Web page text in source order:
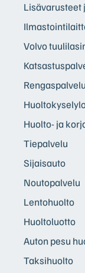
Lisävarusteet
Volvo
Huolto- ja
Tiepalvelu
Sijaisauto
Noutopalvelu
Lentohuolto
Huoltoluotto
Auton pesu
Taksihuolto